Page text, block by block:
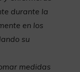
durante la
en los
su
medidas